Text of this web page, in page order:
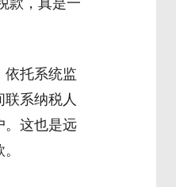
款，真是一
托系统监
系纳税人
。这也是远